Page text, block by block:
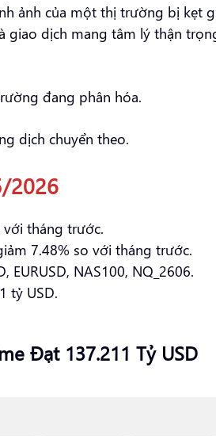
ảnh của một thị trường bị kẹt
giao dịch mang tâm lý thận
đang phân hóa.
dịch chuyển theo.
2026
với tháng trước.
7.48% so với tháng trước.
EURUSD, NAS100, NQ_2606.
tỷ USD.
Đạt 137.211 Tỷ USD